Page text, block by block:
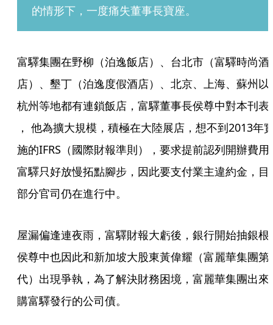
的情形下，一度痛失董事長寶座。
富驛集團在野柳（泊逸飯店）、台北市（富驛時尚酒
店）、墾丁（泊逸度假酒店）、北京、上海、蘇州以
杭州等地都有連鎖飯店，富驛董事長侯尊中對本刊表
， 他為擴大規模，積極在大陸展店，想不到2013年
施的IFRS（國際財報準則），要求提前認列開辦費用
富驛只好放慢拓點腳步，因此要支付業主違約金，目
部分官司仍在進行中。
屋漏偏逢連夜雨，富驛財報大虧後，銀行開始抽銀根
侯尊中也因此和新加坡大股東黃偉耀（富麗華集團第
代）出現爭執，為了解決財務困境，富麗華集團出來
購富驛發行的公司債。